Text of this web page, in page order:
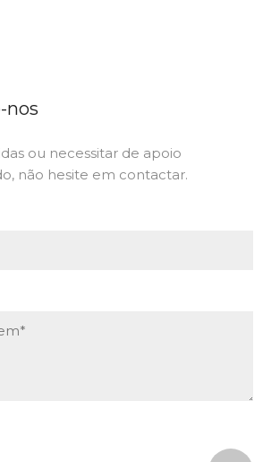
nos
ou necessitar de apoio
não hesite em contactar.